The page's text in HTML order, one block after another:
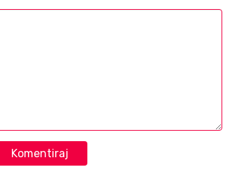
Komentiraj